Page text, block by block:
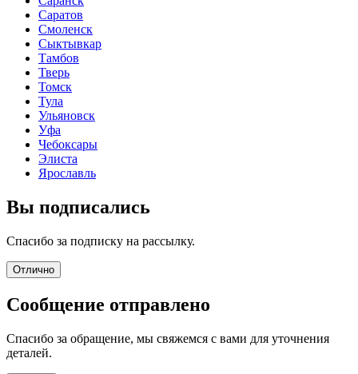
Саратов
Смоленск
Сыктывкар
Тамбов
Тверь
Томск
Тула
Ульяновск
Уфа
Чебоксары
Элиста
Ярославль
Вы подписались
Спасибо за подписку на рассылку.
Отлично
Сообщение отправлено
Спасибо за обращение, мы свяжемся с вами для уточнения
деталей.